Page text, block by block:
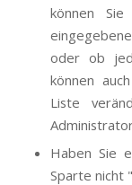
können
oder ob
können
Liste
Haben Sie
Sparte nicht